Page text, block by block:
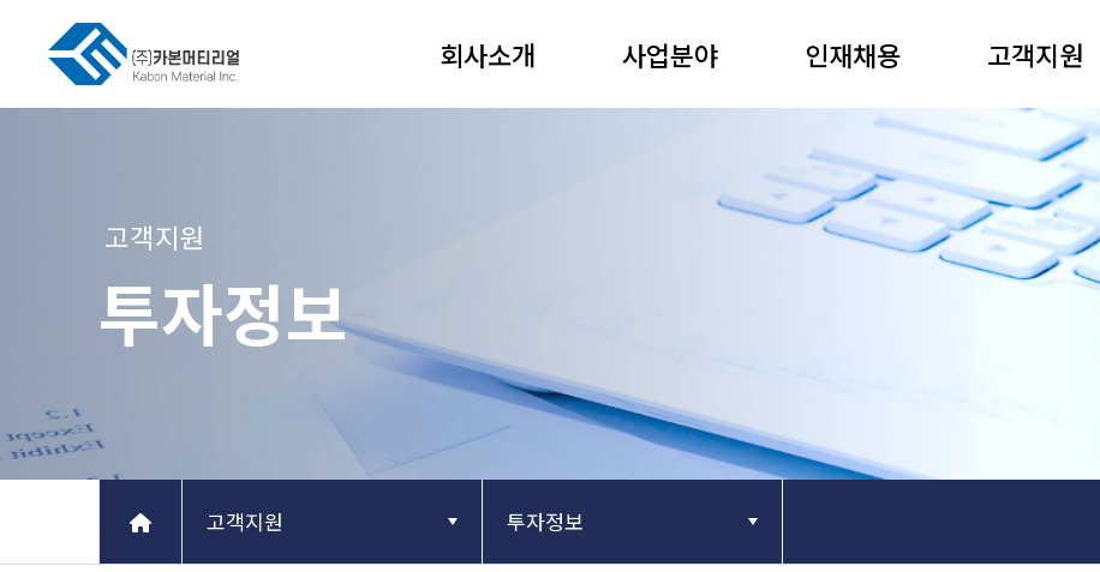
회사소개 사업분야 인재채용 고객지원
고객지원
투자정보
고객지원 투자정보